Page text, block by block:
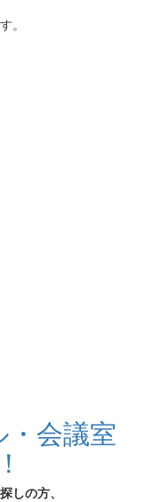
。
会議室
しの方、